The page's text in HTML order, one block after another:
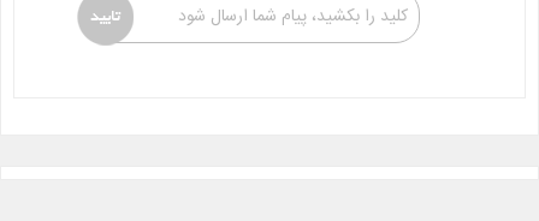
کلید را بکشید، پیام شما ارسال شود